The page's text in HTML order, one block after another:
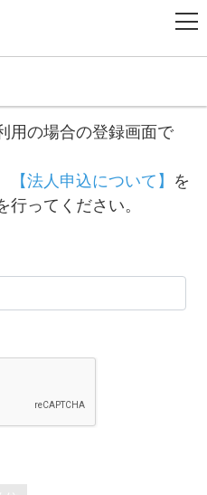
用の場合の登録画面で
【法人申込について】 を
ってください。